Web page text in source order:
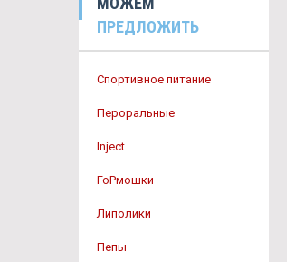
ПРЕДЛОЖИТЬ
Спортивное питание
Пероральные
Inject
ГоРмошки
Липолики
Пепы